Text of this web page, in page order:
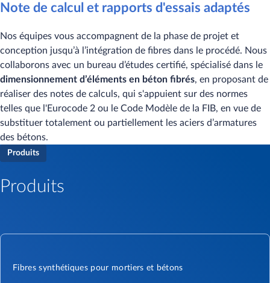
Note de calcul et rapports d'essais adaptés
Nos équipes vous accompagnent de la phase de projet et
conception jusqu’à l’intégration de fibres dans le procédé. Nous
collaborons avec un bureau d’études certifié, spécialisé dans le
dimensionnement d’éléments en béton fibrés, en proposant de
réaliser des notes de calculs, qui s'appuient sur des normes
telles que l'Eurocode 2 ou le Code Modèle de la FIB, en vue de
substituer totalement ou partiellement les aciers d’armatures
des bétons.
Produits
Produits
Fibres synthétiques pour mortiers et bétons